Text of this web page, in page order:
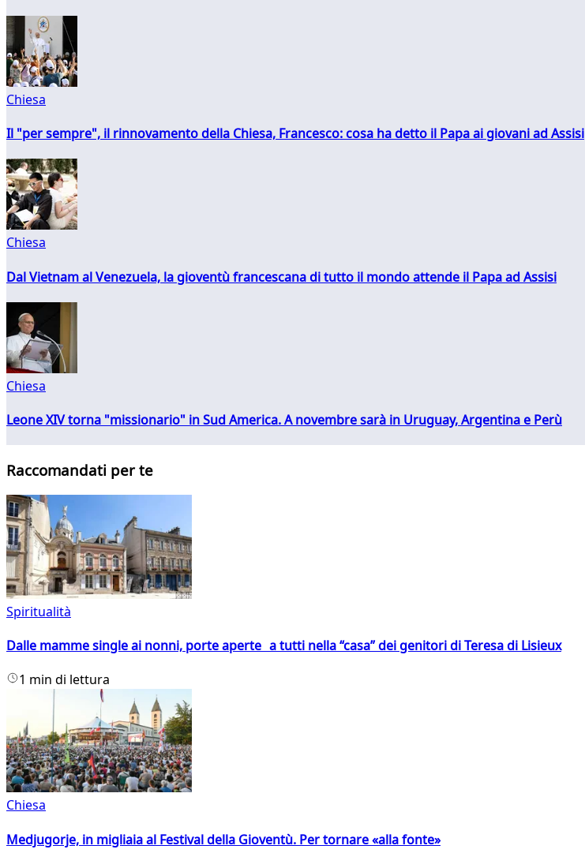
Chiesa
Il "per sempre", il rinnovamento della Chiesa, Francesco: cosa ha detto il Papa ai giovani ad Assisi
Chiesa
Dal Vietnam al Venezuela, la gioventù francescana di tutto il mondo attende il Papa ad Assisi
Chiesa
Leone XIV torna "missionario" in Sud America. A novembre sarà in Uruguay, Argentina e Perù
Raccomandati per te
Spiritualità
Dalle mamme single ai nonni, porte aperte a tutti nella “casa” dei genitori di Teresa di Lisieux
1 min di lettura
Chiesa
Medjugorje, in migliaia al Festival della Gioventù. Per tornare «alla fonte»